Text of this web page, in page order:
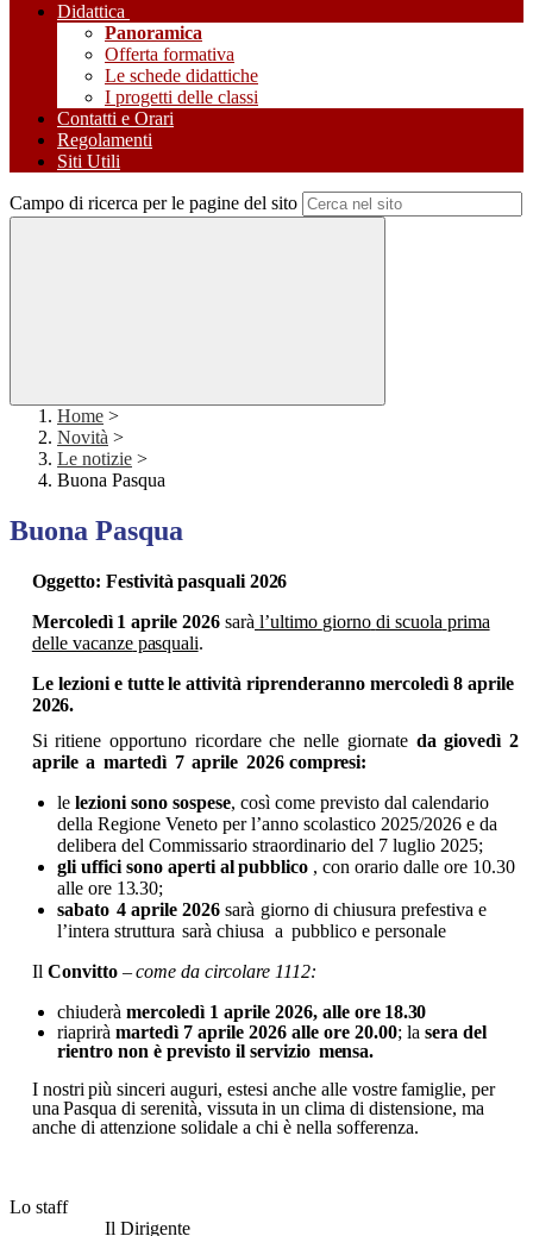
Didattica
Panoramica
Offerta formativa
Le schede didattiche
I progetti delle classi
Contatti e Orari
Regolamenti
Siti Utili
Campo di ricerca per le pagine del sito
Home >
Novità >
Le notizie >
Buona Pasqua
Buona Pasqua
Oggetto: Festività pasquali 2026
Mercoledì 1 aprile 2026 sarà l’ultimo giorno di scuola prima
delle vacanzepasquali.
Le lezioni e tutte le attività riprenderanno mercoledì 8 aprile
2026.
Si ritiene opportuno ricordare che nelle giornate da giovedì 2
aprile a martedì 7 aprile 2026compresi:
le lezioni sono sospese, così come previsto dal calendario
della Regione Veneto per l’anno scolastico 2025/2026 e da
delibera del Commissario straordinario del 7 luglio 2025;
gli uffici sono aperti al pubblico , con orario dalle ore 10.30
alle ore13.30;
sabato 4 aprile 2026 sarà giorno di chiusura prefestiva e
l’intera struttura sarà chiusa a pubblico e personale
Il Convitto – come da circolare 1112:
chiuderà mercoledì 1 aprile 2026, alle ore 18.30
riaprirà martedì 7 aprile 2026 alle ore 20.00; la sera del
rientro non è previsto il servizio mensa.
I nostri più sinceri auguri, estesi anche alle vostre famiglie, per
una Pasqua di serenità, vissuta in un clima di distensione, ma
anche di attenzione solidale a chi è nella sofferenza.
Lo staff
Il Dirigente